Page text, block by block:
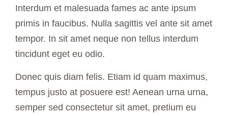
Interdum et malesuada fames ac ante ipsum
primis in faucibus. Nulla sagittis vel ante sit amet
tempor. In sit amet neque non tellus interdum
tincidunt eget eu odio.
Donec quis diam felis. Etiam id quam maximus,
tempus justo at posuere est! Aenean urna urna,
semper sed consectetur sit amet, pretium eu